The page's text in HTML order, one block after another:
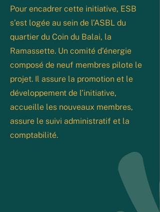
Pour encadrer cette initiative, ESB
s’est logée au sein de l’ASBL du
quartier du Coin du Balai, la
Ramassette. Un comité d’énergie
composé de neuf membres pilote le
projet. Il assure la promotion et le
développement de l’initiative,
accueille les nouveaux membres,
assure le suivi administratif et la
comptabilité.